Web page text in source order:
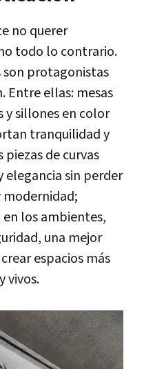
no querer
todo lo contrario.
son protagonistas
Entre ellas: mesas
y sillones en color
tranquilidad y
de curvas
elegancia sin perder
modernidad;
los ambientes,
una mejor
espacios más
vivos.